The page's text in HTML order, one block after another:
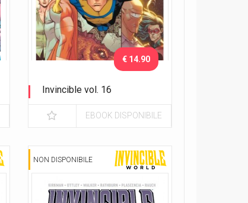
Invincible vol. 16
€ 14.90
EBOOK DISPONIBILE
NON DISPONIBILE